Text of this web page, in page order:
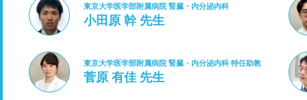
東京大学医学部附属病院 腎臓・内分泌内科
小田原 幹 先生
東京大学医学部附属病院 腎臓・内分泌内科 特任助教
菅原 有佳 先生